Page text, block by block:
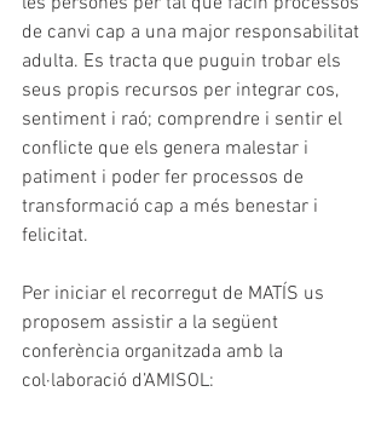
de canvi cap a una major responsabilitat
adulta. Es tracta que puguin trobar els
seus propis recursos per integrar cos,
sentiment i raó; comprendre i sentir el
conflicte que els genera malestar i
patiment i poder fer processos de
transformació cap a més benestar i
felicitat.
Per iniciar el recorregut de MATÍS us
proposem assistir a la següent
conferència organitzada amb la
col·laboració d’AMISOL: